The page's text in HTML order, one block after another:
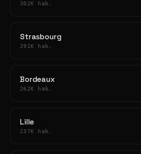
302K hab.
Strasbourg
291K hab.
Bordeaux
262K hab.
Lille
237K hab.